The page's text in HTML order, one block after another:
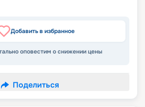
Добавить в избранное
оповестим о снижении цены
Поделиться